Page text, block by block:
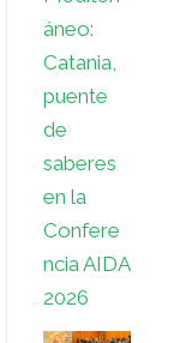
áneo:
Catania,
puente
de
saberes
en la
Confere
ncia AIDA
2026